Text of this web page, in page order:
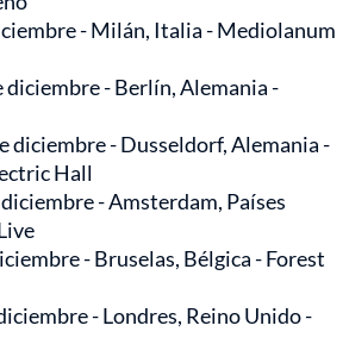
- Milán, Italia - Mediolanum
diciembre - Berlín, Alemania -
diciembre - Dusseldorf, Alemania -
Hall
- Amsterdam, Países
- Bruselas, Bélgica - Forest
- Londres, Reino Unido -